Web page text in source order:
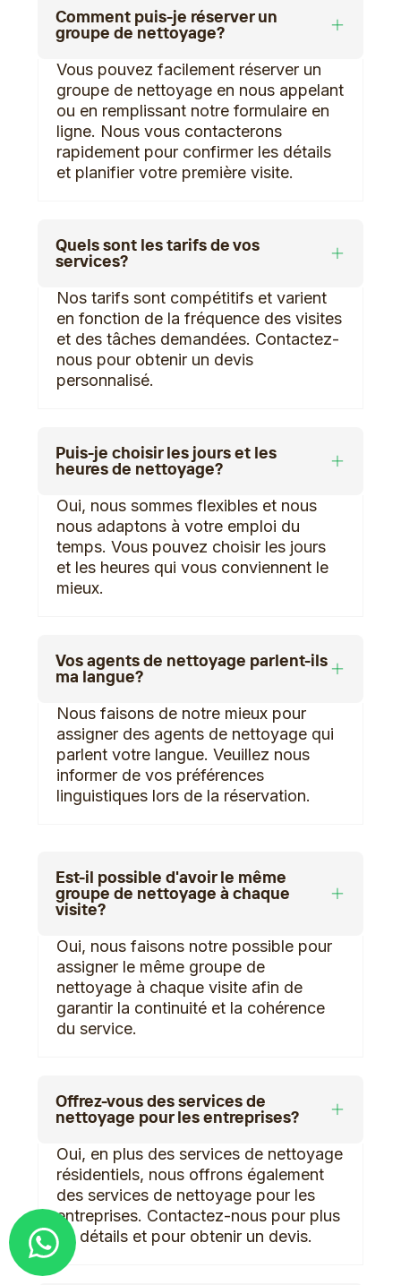
Comment puis-je réserver un
groupe de nettoyage?
Vous pouvez facilement réserver un
groupe de nettoyage en nous appelant
ou en remplissant notre formulaire en
ligne. Nous vous contacterons
rapidement pour confirmer les détails
et planifier votre première visite.
Quels sont les tarifs de vos
services?
Nos tarifs sont compétitifs et varient
en fonction de la fréquence des visites
et des tâches demandées. Contactez-
nous pour obtenir un devis
personnalisé.
Puis-je choisir les jours et les
heures de nettoyage?
Oui, nous sommes flexibles et nous
nous adaptons à votre emploi du
temps. Vous pouvez choisir les jours
et les heures qui vous conviennent le
mieux.
Vos agents de nettoyage parlent-ils
ma langue?
Nous faisons de notre mieux pour
assigner des agents de nettoyage qui
parlent votre langue. Veuillez nous
informer de vos préférences
linguistiques lors de la réservation.
Est-il possible d'avoir le même
groupe de nettoyage à chaque
visite?
Oui, nous faisons notre possible pour
assigner le même groupe de
nettoyage à chaque visite afin de
garantir la continuité et la cohérence
du service.
Offrez-vous des services de
nettoyage pour les entreprises?
Oui, en plus des services de nettoyage
résidentiels, nous offrons également
des services de nettoyage pour les
entreprises. Contactez-nous pour plus
de détails et pour obtenir un devis.
Demander un devis